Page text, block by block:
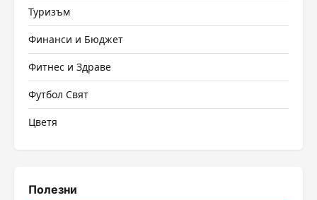
Туризъм
Финанси и Бюджет
Фитнес и Здраве
Футбол Свят
Цветя
Полезни